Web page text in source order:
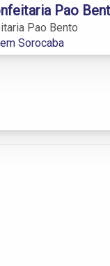
Pao
Pao Bento
Sorocaba